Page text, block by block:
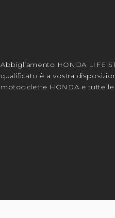
Abbigliamento HONDA LIFE
qualificato è a vostra
motociclette HONDA e tutte le